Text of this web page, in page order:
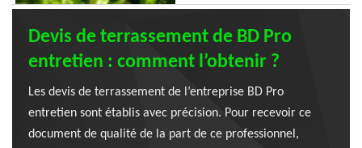
Devis de terrassement de BD Pro
entretien : comment l’obtenir ?
Les devis de terrassement de l’entreprise BD Pro
entretien sont établis avec précision. Pour recevoir ce
document de qualité de la part de ce professionnel,